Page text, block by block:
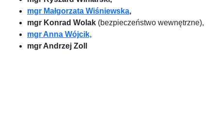
mgr Małgorzata Wiśniewska,
mgr Konrad Wolak (bezpieczeństwo wewnętrzne),
mgr Anna Wójcik,
mgr Andrzej Zoll